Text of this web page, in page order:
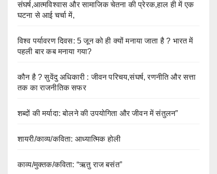
संघर्ष,आत्मविश्वास और सामाजिक चेतना की प्रेरक,हाल ही में एक
घटना से आई चर्चा में,
विश्व पर्यावरण दिवस: 5 जून को ही क्यों मनाया जाता है ? भारत में
पहली बार कब मनाया गया?
कौन है ? सुवेंदु अधिकारी : जीवन परिचय,संघर्ष, रणनीति और सत्ता
तक का राजनीतिक सफर
शब्दों की मर्यादा: बोलने की उपयोगिता और जीवन में संतुलन”
शायरी/काव्य/कविता: आध्यात्मिक होली
काव्य/मुक्तक/कविता: “ऋतु राज बसंत”